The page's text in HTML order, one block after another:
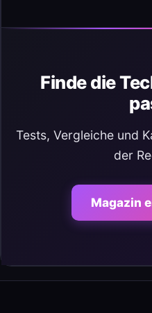
Finde die
Tests, Vergleiche und
der
Magazin